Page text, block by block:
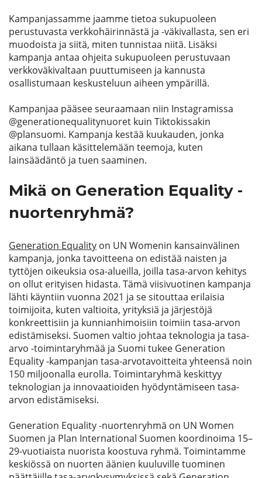
Kampanjassamme jaamme tietoa sukupuoleen
perustuvasta verkkohäirinnästä ja -väkivallasta, sen eri
muodoista ja siitä, miten tunnistaa niitä. Lisäksi
kampanja antaa ohjeita sukupuoleen perustuvaan
verkkoväkivaltaan puuttumiseen ja kannusta
osallistumaan keskusteluun aiheen ympärillä.
Kampanjaa pääsee seuraamaan niin Instagramissa
@generationequalitynuoret kuin Tiktokissakin
@plansuomi. Kampanja kestää kuukauden, jonka
aikana tullaan käsittelemään teemoja, kuten
lainsäädäntö ja tuen saaminen.
Mikä on Generation Equality -
nuortenryhmä?
Generation Equality on UN Womenin kansainvälinen
kampanja, jonka tavoitteena on edistää naisten ja
tyttöjen oikeuksia osa-alueilla, joilla tasa-arvon kehitys
on ollut erityisen hidasta. Tämä viisivuotinen kampanja
lähti käyntiin vuonna 2021 ja se sitouttaa erilaisia
toimijoita, kuten valtioita, yrityksiä ja järjestöjä
konkreettisiin ja kunnianhimoisiin toimiin tasa-arvon
edistämiseksi. Suomen valtio johtaa teknologia ja tasa-
arvo -toimintaryhmää ja Suomi tukee Generation
Equality -kampanjan tasa-arvotavoitteita yhteensä noin
150 miljoonalla eurolla. Toimintaryhmä keskittyy
teknologian ja innovaatioiden hyödyntämiseen tasa-
arvon edistämiseksi.
Generation Equality -nuortenryhmä on UN Women
Suomen ja Plan International Suomen koordinoima 15–
29-vuotiaista nuorista koostuva ryhmä. Toimintamme
keskiössä on nuorten äänien kuuluville tuominen